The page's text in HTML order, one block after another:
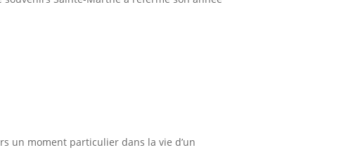
un moment particulier dans la vie d’un